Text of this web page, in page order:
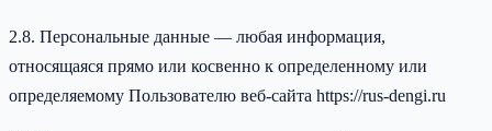
2.8. Персональные данные — любая информация,
относящаяся прямо или косвенно к определенному или
определяемому Пользователю веб-сайта https://rus-dengi.ru